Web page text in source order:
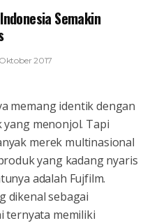
Semakin
2017
memang identik dengan
menonjol. Tapi
merek multinasional
yang kadang nyaris
adalah Fujfilm.
dikenal sebagai
ternyata memiliki